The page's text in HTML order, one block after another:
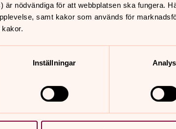
är nödvändiga för att webbplatsen ska fungera.
samt kakor som används för
Inställningar Analys
byråer lämnade sedan anbud.
som byråerna fick besvara och
ytterligare frågor.
gått till?
Dessa var: